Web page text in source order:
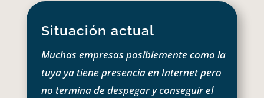
Situación actual
Muchas empresas posiblemente como la
tuya ya tiene presencia en Internet pero
no termina de despegar y conseguir el